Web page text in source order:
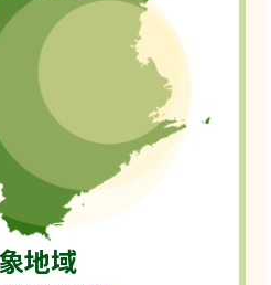
地域